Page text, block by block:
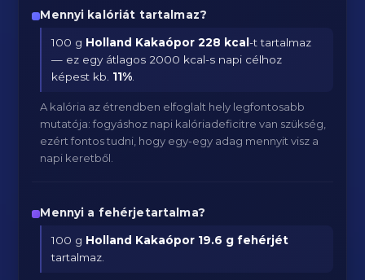
Mennyi kalóriát tartalmaz?
100 g Holland Kakaópor 228 kcal-t tartalmaz
— ez egy átlagos 2000 kcal-s napi célhoz
képest kb. 11%
A kalória az étrendben elfoglalt hely legfontosabb
mutatója: fogyáshoz napi kalóriadeficitre van szükség,
ezért fontos tudni, hogy egy-egy adag mennyit visz a
napi keretből.
Mennyi a fehérjetartalma?
100 g Holland Kakaópor 19.6 g fehérjét
tartalmaz.